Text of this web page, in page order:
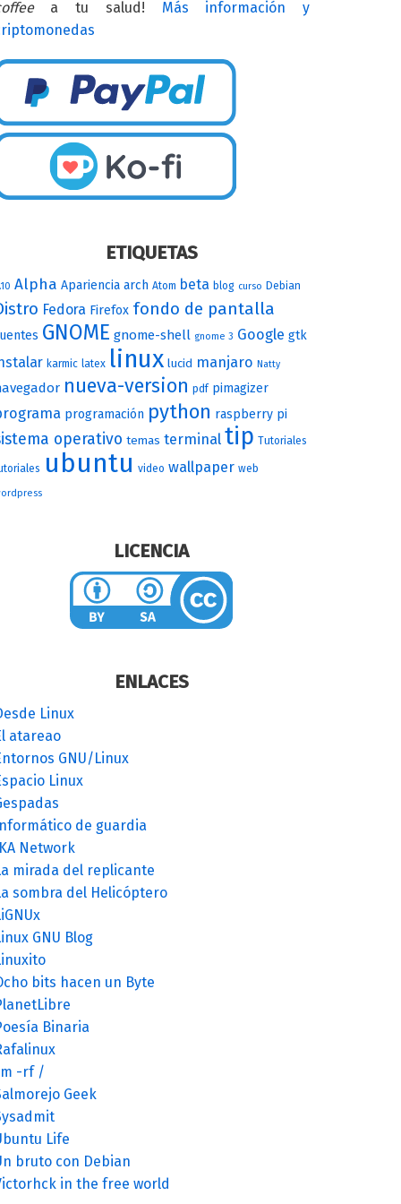
a tu salud! Más información y
ETIQUETAS
Alpha Apariencia arch Atom beta blog curso Debian
Fedora Firefox fondo de pantalla
GNOME gnome-shell gnome 3 Google gtk
karmic latex linux lucid manjaro Natty
nueva-version pdf pimagizer
programación python raspberry pi
operativo temas terminal tip Tutoriales
ubuntu video wallpaper web
LICENCIA
ENLACES
Linux
atareao
GNU/Linux
Linux
Informático de guardia
Network
mirada del replicante
sombra del Helicóptero
GNU Blog
bits hacen un Byte
Binaria
-rf /
Geek
Life
bruto con Debian
in the free world